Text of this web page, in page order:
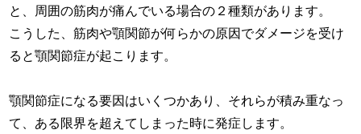
と、周囲の筋肉が痛んでいる場合の２種類があります。
こうした、筋肉や顎関節が何らかの原因でダメージを受け
ると顎関節症が起こります。
顎関節症になる要因はいくつかあり、それらが積み重なっ
て、ある限界を超えてしまった時に発症します。